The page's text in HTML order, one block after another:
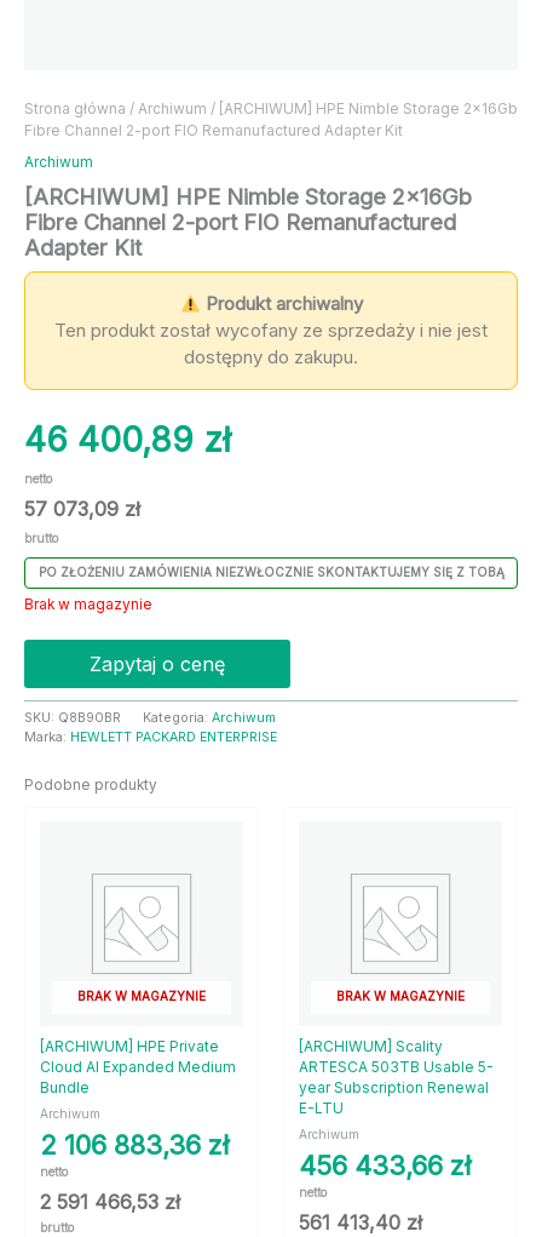
Strona główna / Archiwum / [ARCHIWUM] HPE Nimble Storage 2x16Gb
Fibre Channel 2-port FIO Remanufactured Adapter Kit
Archiwum
[ARCHIWUM] HPE Nimble Storage 2x16Gb
Fibre Channel 2-port FIO Remanufactured
Adapter Kit
Produkt archiwalny
Ten produkt został wycofany ze sprzedaży i nie jest
dostępny do zakupu.
46 400,89 zł
netto
57 073,09 zł
brutto
PO ZŁOŻENIU ZAMÓWIENIA NIEZWŁOCZNIE SKONTAKTUJEMY SIĘ Z TOBĄ
Brak w magazynie
Zapytaj o cenę
SKU: Q8B90BR Kategoria: Archiwum
Marka: HEWLETT PACKARD ENTERPRISE
Podobne produkty
BRAK W MAGAZYNIE
[ARCHIWUM] HPE Private
Cloud AI Expanded Medium
Bundle
Archiwum
2 106 883,36 zł
netto
2 591 466,53 zł
brutto
BRAK W MAGAZYNIE
[ARCHIWUM] Scality
ARTESCA 503TB Usable 5-
year Subscription Renewal
E-LTU
Archiwum
456 433,66 zł
netto
561 413,40 zł